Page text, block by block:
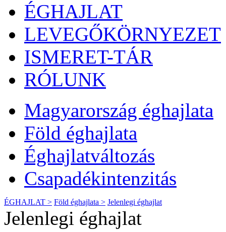
ÉGHAJLAT
LEVEGŐKÖRNYEZET
ISMERET-TÁR
RÓLUNK
Magyarország éghajlata
Föld éghajlata
Éghajlatváltozás
Csapadékintenzitás
ÉGHAJLAT > Föld éghajlata > Jelenlegi éghajlat
Jelenlegi éghajlat